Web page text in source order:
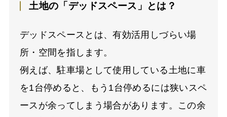
土地の「デッドスペース」とは？
デッドスペースとは、有効活用しづらい場
所・空間を指します。
例えば、駐車場として使用している土地に車
を1台停めると、もう1台停めるには狭いスペ
ースが余ってしまう場合があります。この余